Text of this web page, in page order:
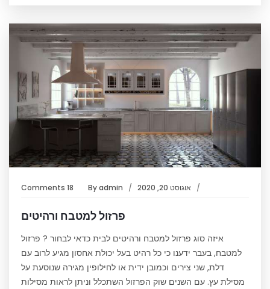
אוגוסט 20, 2020 Byadmin
18 Comments
פרזול למטבח ורהיטים
איזה סוג פרזול למטבח ורהיטים לבית כדאי לבחור ? פרזול
למטבח, בעבר ידענו כי כל רהיט בעל יכולת אחסון מגיע לרוב עם
דלת, שני צירים וכמובן ידית או לחילופין מגירה שנוסעת על
מסילת עץ. עם השנים שוק הפרזול השתכלל וניתן לראות מסילות